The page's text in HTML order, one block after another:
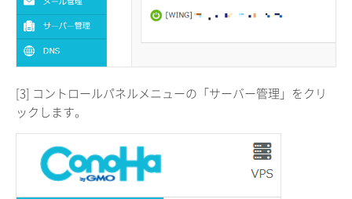
[3] コントロールパネルメニューの「サーバー管理」をクリ
ックします。